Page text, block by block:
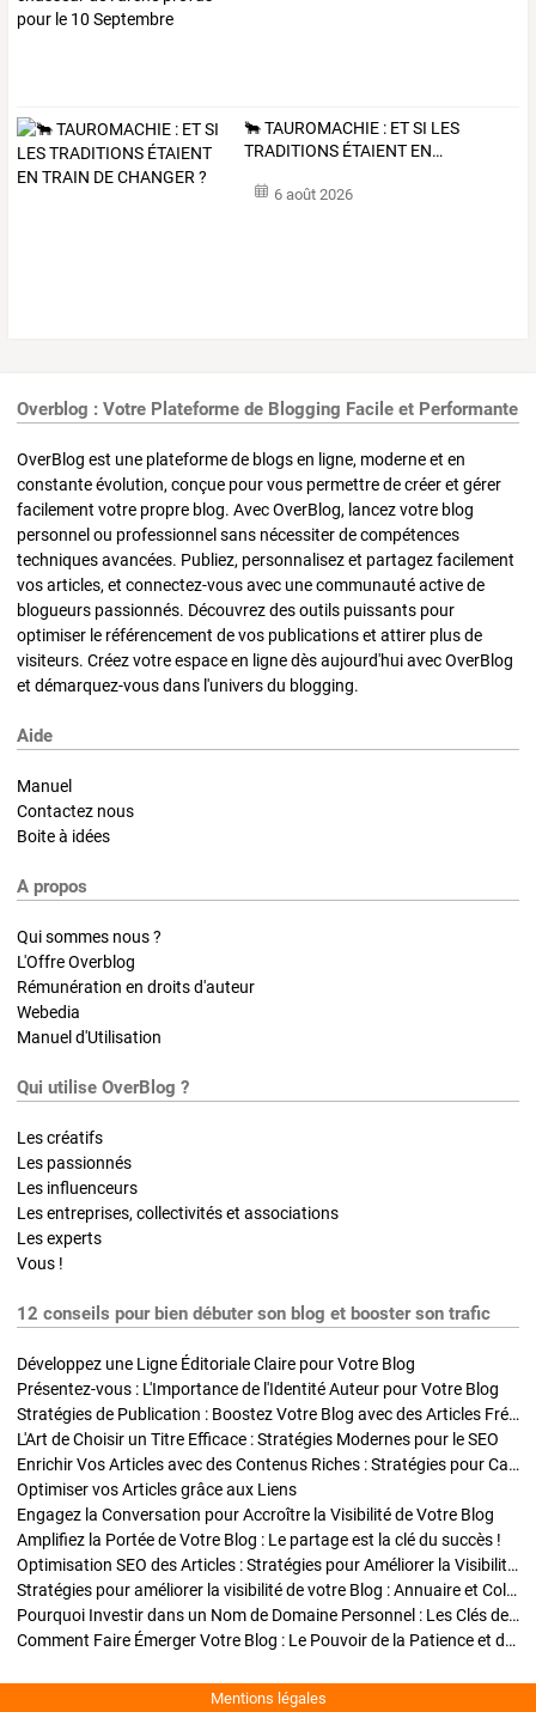
🐂TAUROMACHIE : ETSI LES
TRADITIONS ÉTAIENT EN…
6 août 2026
Overblog : Votre Plateforme de Blogging Facile et Performante
OverBlog est une plateforme de blogs en ligne, moderne et en
constante évolution, conçue pour vous permettre de créer et gérer
facilement votre propre blog. Avec OverBlog, lancez votre blog
personnel ou professionnel sans nécessiter de compétences
techniques avancées. Publiez, personnalisez et partagez facilement
vos articles, et connectez-vous avec une communauté active de
blogueurs passionnés. Découvrez des outils puissants pour
optimiser le référencement de vos publications et attirer plus de
visiteurs. Créez votre espace en ligne dès aujourd'hui avec OverBlog
et démarquez-vous dans l'univers du blogging.
Aide
Manuel
Contactez nous
Boite à idées
A propos
Qui sommes nous ?
L'Offre Overblog
Rémunération en droits d'auteur
Webedia
Manuel d'Utilisation
Qui utilise OverBlog ?
Les créatifs
Les passionnés
Les influenceurs
Les entreprises, collectivités et associations
Les experts
Vous !
12 conseils pour bien débuter son blog et booster son trafic
Développez une Ligne Éditoriale Claire pour Votre Blog
Présentez-vous : L'Importance de l'Identité Auteur pour Votre Blog
Stratégies de Publication : Boostez Votre Blog avec des Articles Fréquents et Exclusifs
L'Art de Choisir un Titre Efficace : Stratégies Modernes pour le SEO
Enrichir Vos Articles avec des Contenus Riches : Stratégies pour Captiver et Optimiser
Optimiser vos Articles grâce aux Liens
Engagez la Conversation pour Accroître la Visibilité de Votre Blog
Amplifiez la Portée de Votre Blog : Le partage est la clé du succès !
Optimisation SEO des Articles : Stratégies pour Améliorer la Visibilité de Votre Blog
Stratégies pour améliorer la visibilité de votre Blog : Annuaire et Collaborations
Pourquoi Investir dans un Nom de Domaine Personnel : Les Clés de la Réussite de Votre Blog
Comment Faire Émerger Votre Blog : Le Pouvoir de la Patience et de la Persévérance
Mentions légales